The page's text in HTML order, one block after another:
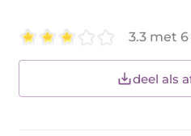
3.3 met
deel als